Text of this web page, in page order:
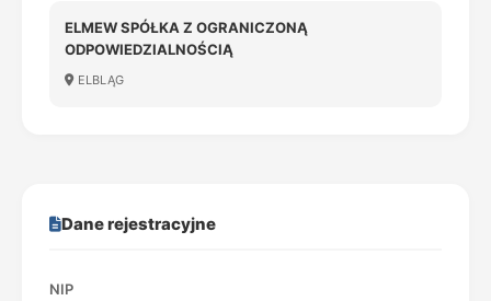
ELMEW SPÓŁKA Z OGRANICZONĄ
ODPOWIEDZIALNOŚCIĄ
ELBLĄG
Dane rejestracyjne
NIP